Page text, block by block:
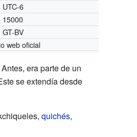
UTC-6
15000
GT-BV
web oficial
era parte de un
se extendía desde
quichés,